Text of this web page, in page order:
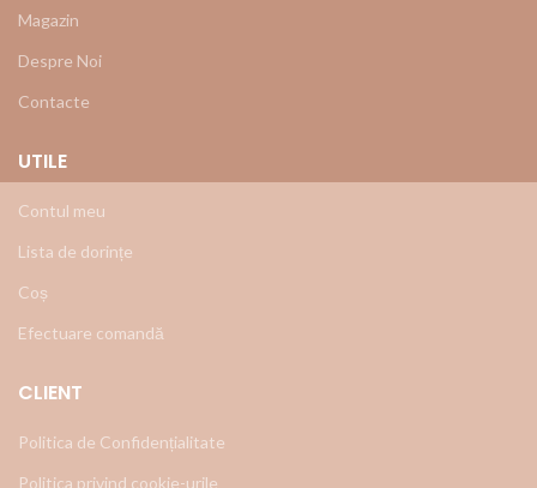
Magazin
Despre Noi
Contacte
UTILE
Contul meu
Lista de dorințe
Coș
Efectuare comandă
CLIENT
Politica de Confidențialitate
Politica privind cookie-urile